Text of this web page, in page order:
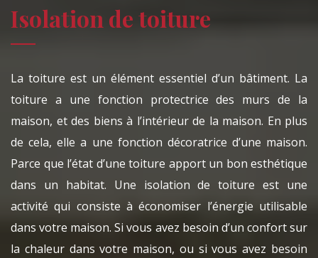
Isolation de toiture
La toiture est un élément essentiel d’un bâtiment. La
toiture a une fonction protectrice des murs de la
maison, et des biens à l’intérieur de la maison. En plus
de cela, elle a une fonction décoratrice d’une maison.
Parce que l’état d’une toiture apport un bon esthétique
dans un habitat. Une isolation de toiture est une
activité qui consiste à économiser l’énergie utilisable
dans votre maison. Si vous avez besoin d’un confort sur
la chaleur dans votre maison, ou si vous avez besoin